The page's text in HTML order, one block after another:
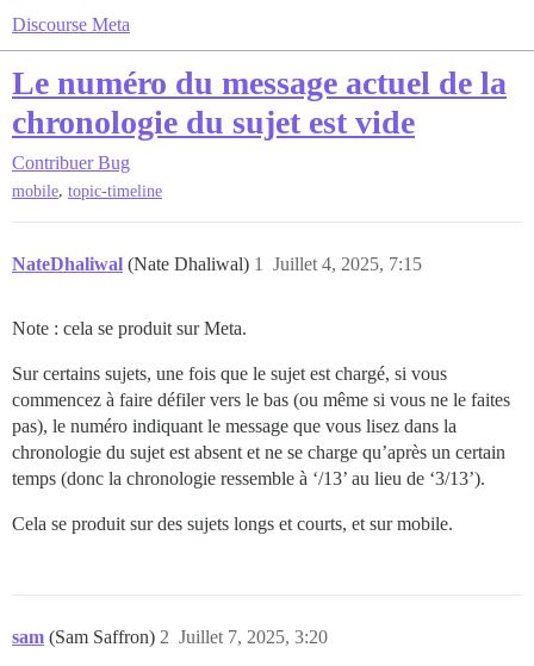
Discourse Meta
Le numéro du message actuel de la
chronologie du sujet est vide
Contribuer Bug
mobile, topic-timeline
NateDhaliwal (Nate Dhaliwal) Juillet 4, 2025, 7:15
1
Note : cela se produit sur Meta.
Sur certains sujets, une fois que le sujet est chargé, si vous
commencez à faire défiler vers le bas (ou même si vous ne le faites
pas), le numéro indiquant le message que vous lisez dans la
chronologie du sujet est absent et ne se charge qu’après un certain
temps (donc la chronologie ressemble à ‘/13’ au lieu de ‘3/13’).
Cela se produit sur des sujets longs et courts, et sur mobile.
sam (Sam Saffron) Juillet 7, 2025, 3:20
2